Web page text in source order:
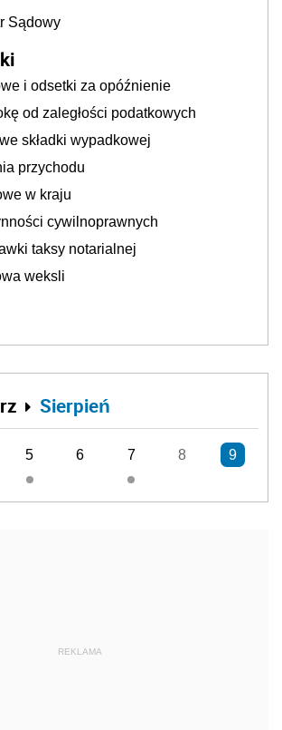
Sądowy
i odsetki za opóźnienie
od zaległości podatkowych
składki wypadkowej
przychodu
w kraju
cywilnoprawnych
taksy notarialnej
weksli
Sierpień
5 6 7 8 9
REKLAMA